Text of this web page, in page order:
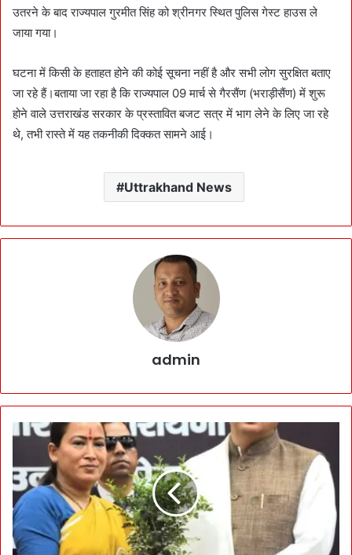
उतरने के बाद राज्यपाल गुरमीत सिंह को श्रीनगर स्थित पुलिस गेस्ट हाउस ले
जाया गया।
घटना में किसी के हताहत होने की कोई सूचना नहीं है और सभी लोग सुरक्षित बताए
जा रहे हैं।बताया जा रहा है कि राज्यपाल 09 मार्च से गैरसैंण (भराड़ीसैंण) में शुरू
होने वाले उत्तराखंड सरकार के प्रस्तावित बजट सत्र में भाग लेने के लिए जा रहे
थे, तभी रास्ते में यह तकनीकी दिक्कत सामने आई।
Uttrakhand News
admin